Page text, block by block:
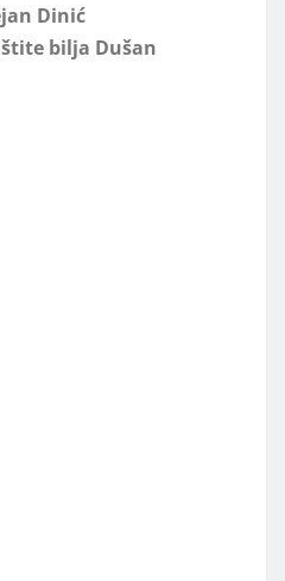
Dinić
bilja Dušan